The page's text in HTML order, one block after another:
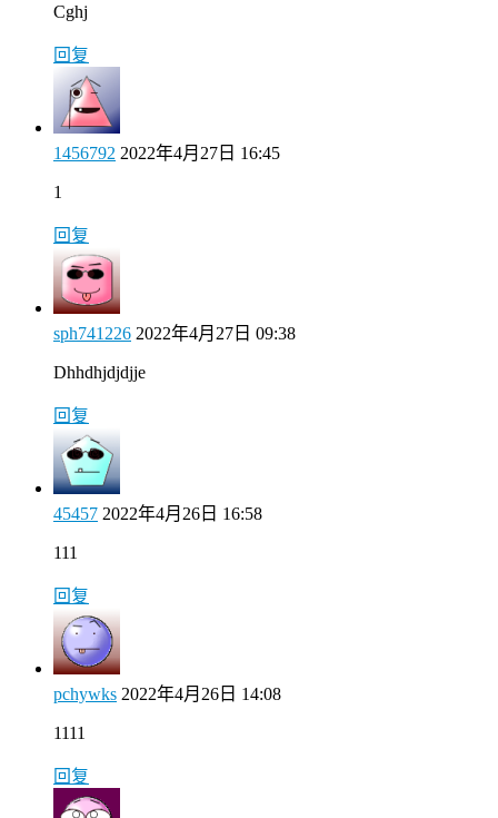
Cghj
回复
1456792 2022年4月27日 16:45
1
回复
sph741226 2022年4月27日 09:38
Dhhdhjdjdjje
回复
45457 2022年4月26日 16:58
111
回复
pchywks 2022年4月26日 14:08
1111
回复